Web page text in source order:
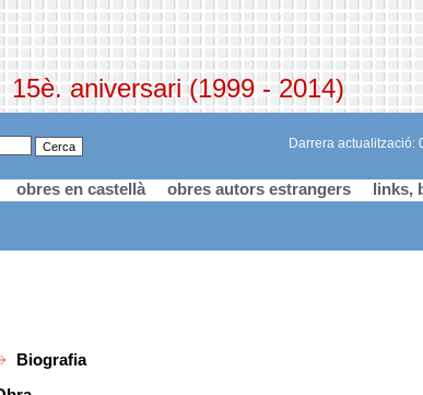
15è. aniversari (1999 - 2014)
Darrera actualització:
obres en castellà obres autors estrangers links,
Biografia